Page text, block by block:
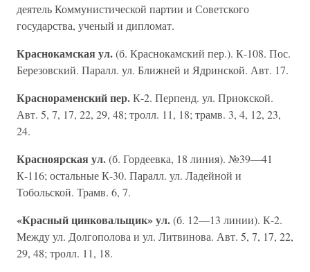
деятель Коммунистической партии и Советского
государства, ученый и дипломат.
Краснокамская ул.(б. Краснокамский пер.). К-108. Пос.
Березовский. Паралл. ул. Ближней и Ядринской. Авт. 17.
Краснораменский пер.К-2. Перпенд. ул. Приокской.
Авт. 5, 7, 17, 22, 29, 48; тролл. 11, 18; трамв. 3, 4, 12, 23,
24.
Красноярская ул.(б. Гордеевка, 18 линия). №39—41
К-116; остальные К-30. Паралл. ул. Ладейной и
Тобольской. Трамв. 6, 7.
«Красный цинковальщик» ул.(б. 12—13 линии). К-2.
Между ул. Долгополова и ул. Литвинова. Авт. 5, 7, 17, 22,
29, 48; тролл. 11, 18.